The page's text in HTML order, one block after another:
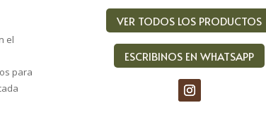
el
para
VER TODOS LOS PRODUCTOS
ESCRIBINOS EN WHATSAPP